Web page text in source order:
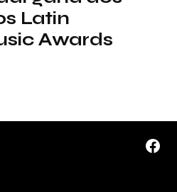
Latin
Awards